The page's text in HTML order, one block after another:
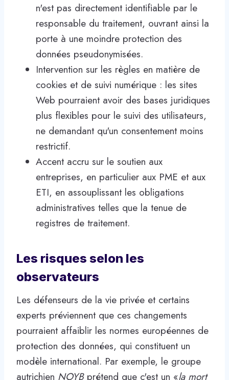
n'est pas directement identifiable par le
responsable du traitement, ouvrant ainsi la
porte à une moindre protection des
données pseudonymisées.
Intervention sur les règles en matière de
cookies et de suivi numérique : les sites
Web pourraient avoir des bases juridiques
plus flexibles pour le suivi des utilisateurs,
ne demandant qu'un consentement moins
restrictif.
Accent accru sur le soutien aux
entreprises, en particulier aux PME et aux
ETI, en assouplissant les obligations
administratives telles que la tenue de
registres de traitement.
Les risques selon les
observateurs
Les défenseurs de la vie privée et certains
experts préviennent que ces changements
pourraient affaiblir les normes européennes de
protection des données, qui constituent un
modèle international. Par exemple, le groupe
autrichien NOYBprétend que c'est un «la mort